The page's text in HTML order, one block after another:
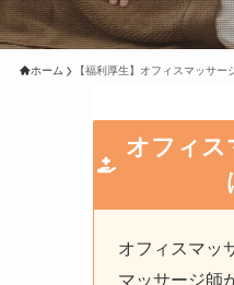
ホーム 【福利厚生】オフィスマッサ
オフィス
オフィスマッ
マッサージ師